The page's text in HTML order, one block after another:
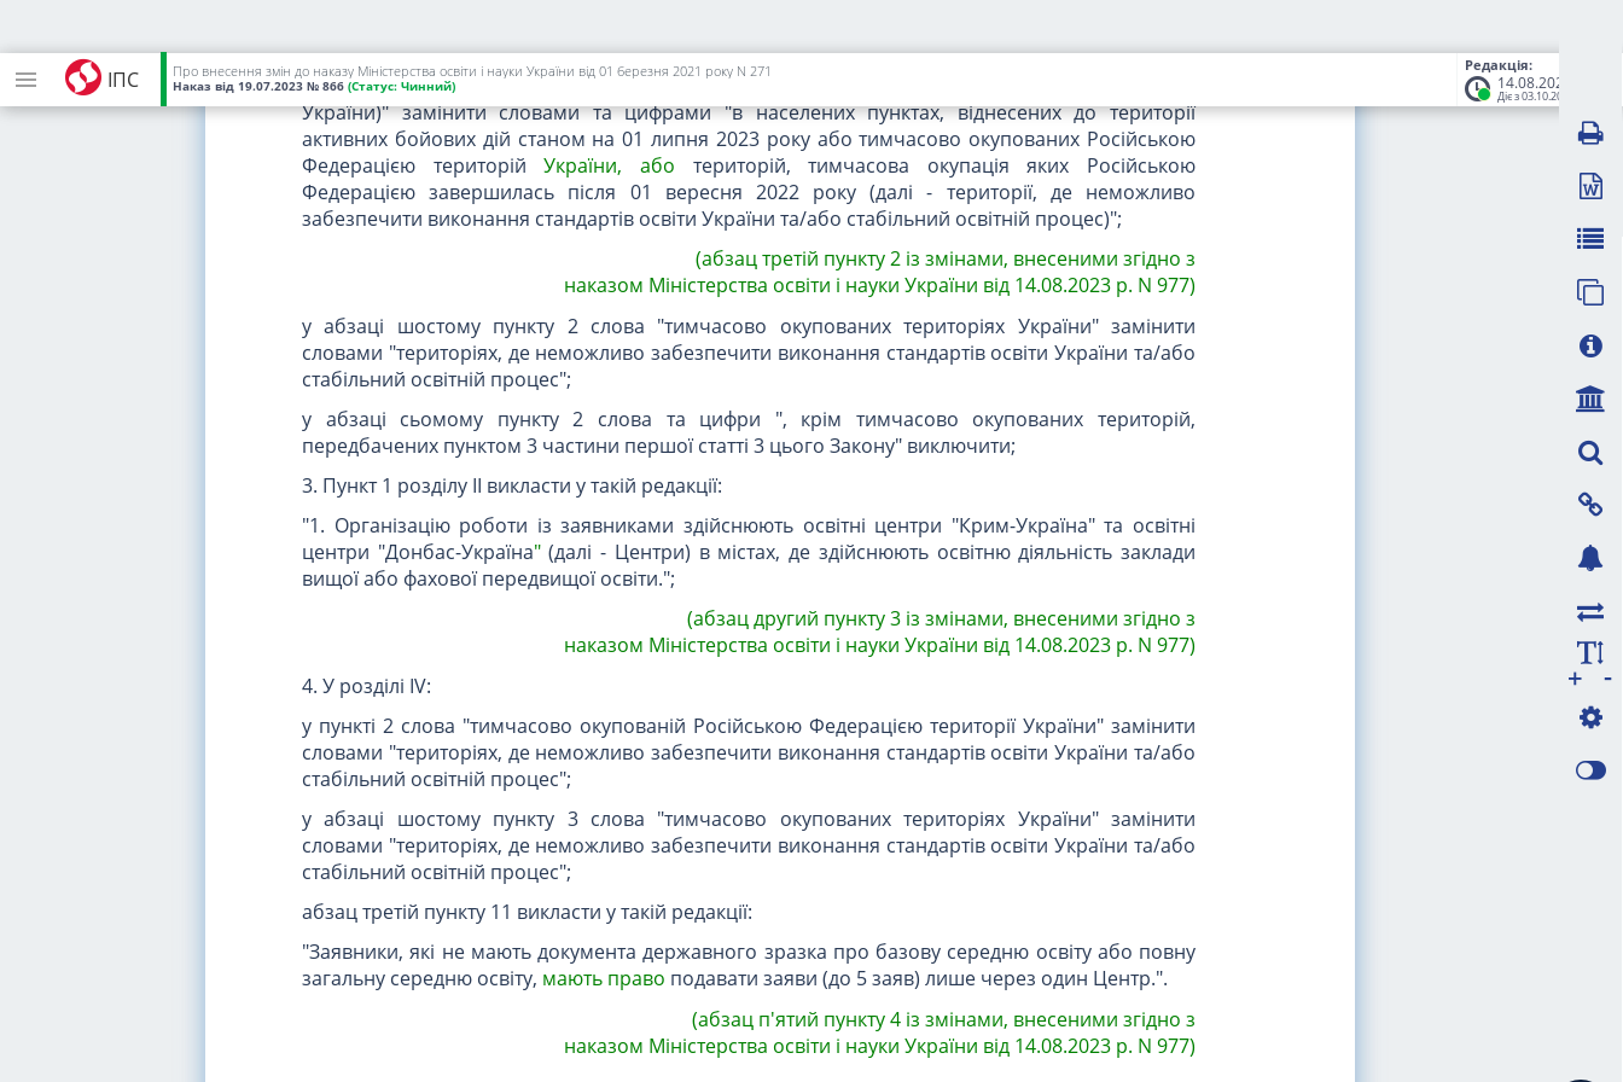
ІПС
Редакція:
14.08.2023
Діє з 03.10.2023
Про внесення змін до наказу Міністерства освіти і науки України від 01 березня 2021 року N 271
Наказ від 19.07.2023 № 866 (Статус: Чинний)
стабільний освітній процес";
у абзаці п'ятому пункту 2 слова "(далі - тимчасово окуповані Російською Федерацією території
України)" замінити словами та цифрами "в населених пунктах, віднесених до території
активних бойових дій станом на 01 липня 2023 року або тимчасово окупованих Російською
Федерацією територійУкраїни, або територій, тимчасова окупація яких Російською
Федерацією завершилась після 01 вересня 2022 року (далі - території, де неможливо
забезпечити виконання стандартів освіти України та/або стабільний освітній процес)";
(абзац третій пункту 2 із змінами, внесеними згідно з
наказом Міністерства освіти і науки України від 14.08.2023 р. N 977)
у абзаці шостому пункту 2 слова "тимчасово окупованих територіях України" замінити
словами "територіях, де неможливо забезпечити виконання стандартів освіти України та/або
стабільний освітній процес";
у абзаці сьомому пункту 2 слова та цифри ", крім тимчасово окупованих територій,
передбачених пунктом 3 частини першої статті 3 цього Закону" виключити;
3. Пункт 1 розділу II викласти у такій редакції:
"1. Організацію роботи із заявниками здійснюють освітні центри "Крим-Україна" та освітні
центри "Донбас-Україна"(далі - Центри) в містах, де здійснюють освітню діяльність заклади
вищої або фахової передвищої освіти.";
(абзац другий пункту 3 із змінами, внесеними згідно з
наказом Міністерства освіти і науки України від 14.08.2023 р. N 977)
4. У розділі IV:
у пункті 2 слова "тимчасово окупованій Російською Федерацією території України" замінити
словами "територіях, де неможливо забезпечити виконання стандартів освіти України та/або
стабільний освітній процес";
у абзаці шостому пункту 3 слова "тимчасово окупованих територіях України" замінити
словами "територіях, де неможливо забезпечити виконання стандартів освіти України та/або
стабільний освітній процес";
абзац третій пункту 11 викласти у такій редакції:
"Заявники, які не мають документа державного зразка про базову середню освіту або повну
загальну середню освіту, мають право подавати заяви (до 5 заяв) лише через один Центр.".
(абзац п'ятий пункту 4 із змінами, внесеними згідно з
наказом Міністерства освіти і науки України від 14.08.2023 р. N 977)
-
+